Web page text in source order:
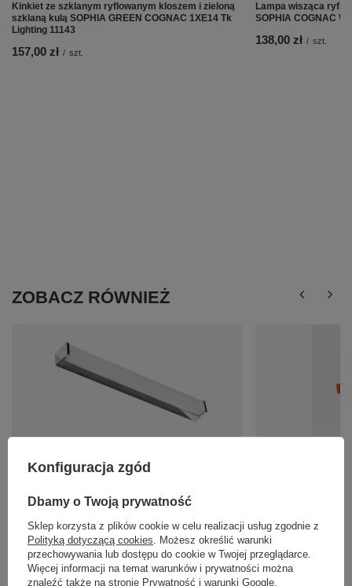
Kinkiet ze szklanym ryflowanym kloszem i zieloną
szklaną kulą SOPHIA GREEN COGNAC 1XE14 Tk
Lighting 11143
157,00 zł / szt.
Lampa wisząca
SOPHIA COGNAC
138,00 zł / szt.
ZOBACZ RÓWNIEŻ
AZ2090
Konfiguracja zgód
Dbamy o Twoją prywatność
Sklep korzysta z plików cookie w celu realizacji usług zgodnie z
Polityką dotyczącą cookies. Możesz określić warunki
przechowywania lub dostępu do cookie w Twojej przeglądarce.
Więcej informacji na temat warunków i prywatności można
znaleźć także na stronie Prywatność i warunki Google.